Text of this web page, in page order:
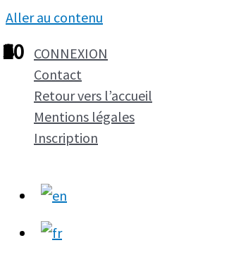
Aller au contenu
CONNEXION
Contact
Retour vers l’accueil
Mentions légales
Inscription
1
2
3
4
5
6
7
8
9
10